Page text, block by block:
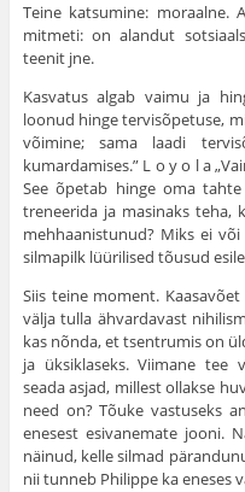
Teine katsumine: moraalne.
mitmeti: on alandut
teenit jne.
Kasvatus algab vaimu ja
loonud hinge tervisõpetuse,
võimine; sama laadi
kumardamises.” L ο y ο l a
See õpetab hinge oma
treneerida ja masinaks teha,
mehhaanistunud? Miks ei
silmapilk lüürilised tõusud
Siis teine moment.
välja tulla ähvardavast
kas nõnda, et tsentrumis on
ja üksiklaseks. Viimane tee
seada asjad, millest ollakse
need on? Tõuke vastuseks
enesest esivanemate jooni.
näinud, kelle silmad
nii tunneb Philippe ka eneses